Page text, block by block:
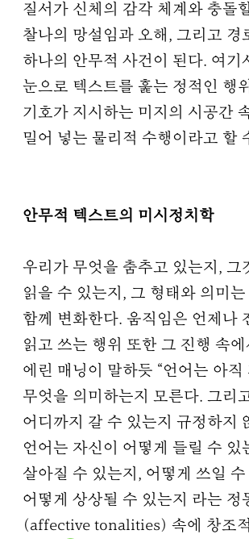
검색 열기
질서가 신체의 감각 체계와 충돌
찰나의 망설임과 오해, 그리고 경
하나의 안무적 사건이 된다. 여기
눈으로 텍스트를 훑는 정적인 행
기호가 지시하는 미지의 시공간
밀어 넣는 물리적 수행이라고 할
안무적 텍스트의 미시정치학
우리가 무엇을 춤추고 있는지, 그
읽을 수 있는지, 그 형태와 의미
함께 변화한다. 움직임은 언제나
읽고 쓰는 행위 또한 그 진행 속
에린 매닝이 말하듯 “언어는 아직
무엇을 의미하는지 모른다. 그리
어디까지 갈 수 있는지 규정하지
언어는 자신이 어떻게 들릴 수 있
살아질 수 있는지, 어떻게 쓰일
어떻게 상상될 수 있는지 라는 정
(affective tonalities) 속에 창조